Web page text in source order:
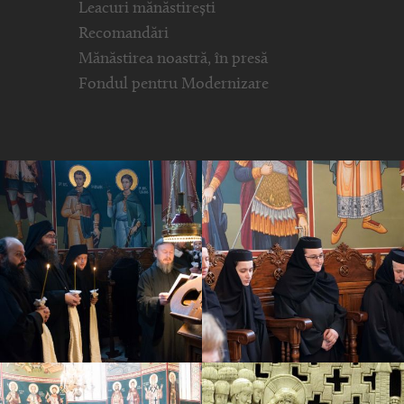
Leacuri mănăstirești
Recomandări
Mănăstirea noastră, în presă
Fondul pentru Modernizare